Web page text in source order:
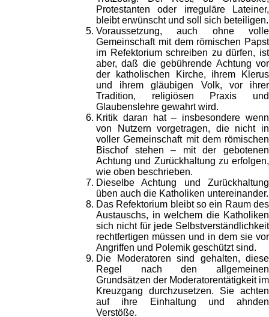
Protestanten oder irreguläre Lateiner,
bleibt erwünscht und soll sich beteiligen.
Voraussetzung, auch ohne volle
Gemeinschaft mit dem römischen Papst
im Refektorium schreiben zu dürfen, ist
aber, daß die gebührende Achtung vor
der katholischen Kirche, ihrem Klerus
und ihrem gläubigen Volk, vor ihrer
Tradition, religiösen Praxis und
Glaubenslehre gewahrt wird.
Kritik daran hat – insbesondere wenn
von Nutzern vorgetragen, die nicht in
voller Gemeinschaft mit dem römischen
Bischof stehen – mit der gebotenen
Achtung und Zurückhaltung zu erfolgen,
wie oben beschrieben.
Dieselbe Achtung und Zurückhaltung
üben auch die Katholiken untereinander.
Das Refektorium bleibt so ein Raum des
Austauschs, in welchem die Katholiken
sich nicht für jede Selbstverständlichkeit
rechtfertigen müssen und in dem sie vor
Angriffen und Polemik geschützt sind.
Die Moderatoren sind gehalten, diese
Regel nach den allgemeinen
Grundsätzen der Moderatorentätigkeit im
Kreuzgang durchzusetzen. Sie achten
auf ihre Einhaltung und ahnden
Verstöße.